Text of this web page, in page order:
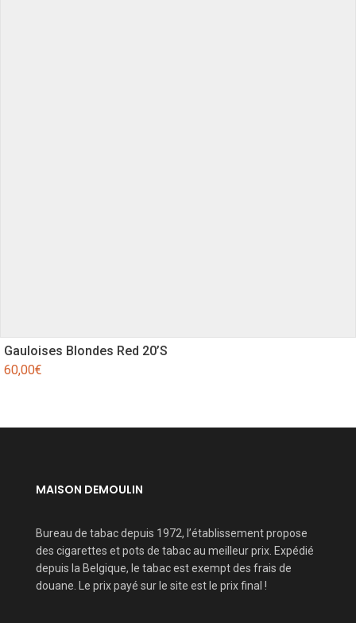
Gauloises Blondes Red 20’S
60,00€
MAISON DEMOULIN
Bureau de tabac depuis 1972, l’établissement propose
des cigarettes et pots de tabac au meilleur prix. Expédié
depuis la Belgique, le tabac est exempt des frais de
douane. Le prix payé sur le site est le prix final !